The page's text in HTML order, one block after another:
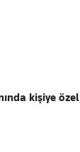
kişiye özel